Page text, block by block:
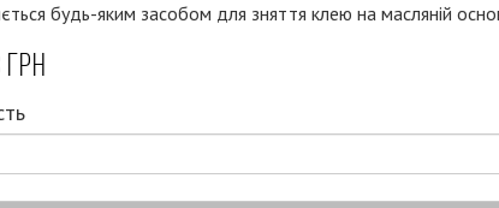
будь-яким засобом для зняття клею на масляній
грн